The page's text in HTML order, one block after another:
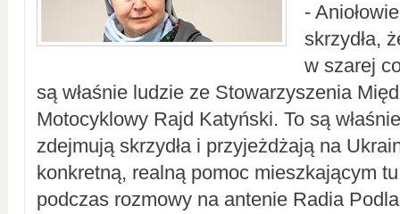
-
skrzydła,
w szarej
są właśnie ludzie ze Stowarzyszenia
Motocyklowy Rajd Katyński. To są
zdejmują skrzydła i przyjeżdżają na
konkretną, realną pomoc mieszkającym
podczas rozmowy na antenie Radia